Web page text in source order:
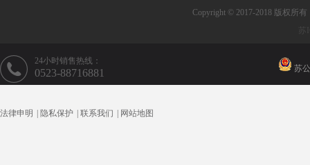
24小时销售热线：
0523-88716881
法律申明 隐私保护 联系我们 网站地图
Copyright © 2017-2018 版权所
苏